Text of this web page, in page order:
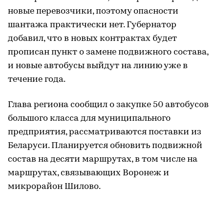
новые перевозчики, поэтому опасности
шантажа практически нет. Губернатор
добавил, что в новых контрактах будет
прописан пункт о замене подвижного состава,
и новые автобусы выйдут на линию уже в
течение года.
Глава региона сообщил о закупке 50 автобусов
большого класса для муниципального
предприятия, рассматриваются поставки из
Беларуси. Планируется обновить подвижной
состав на десяти маршрутах, в том числе на
маршрутах, связывающих Воронеж и
микрорайон Шилово.